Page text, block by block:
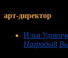
арт-директор
Илья
Награды8